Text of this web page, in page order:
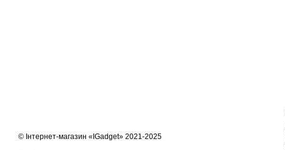
© Інтернет-магазин «IGadget» 2021-2025